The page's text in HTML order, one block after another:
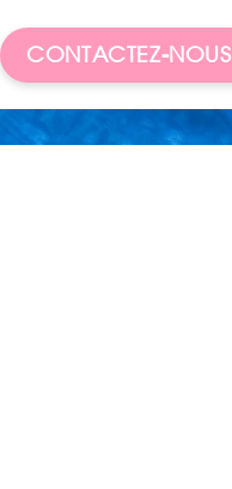
CONTACTEZ-NOUS